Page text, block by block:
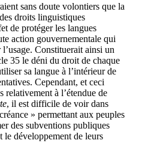
sans doute volontiers que la
droits linguistiques
de protéger les langues
action gouvernementale qui
Constituerait ainsi un
35 le déni du droit de chaque
sa langue à l’intérieur de
Cependant, et ceci
relativement à l’étendue de
, il est difficile de voir dans
» permettant aux peuples
des subventions publiques
le développement de leurs